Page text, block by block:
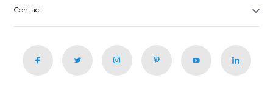
Contact